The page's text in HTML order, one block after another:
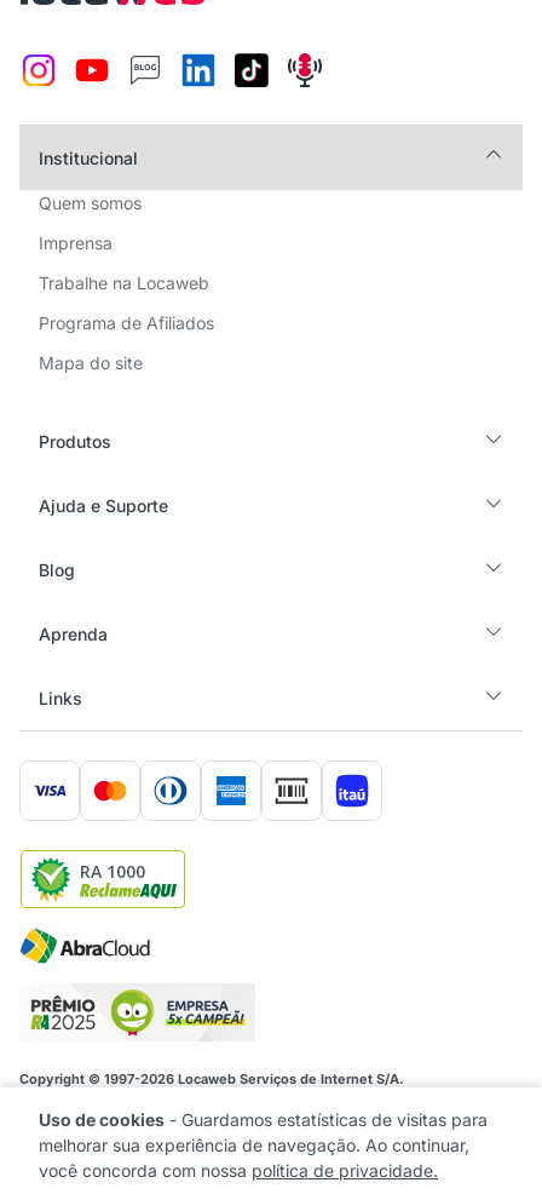
Uso de cookies - Guardamos estatísticas de visitas para
melhorar sua experiência de navegação. Ao continuar,
você concorda com nossa política de privacidade.
Institucional
Quem somos
Imprensa
Trabalhe na Locaweb
Programa de Afiliados
Mapa do site
Produtos
Ajuda e Suporte
Blog
Aprenda
Links
RA 1000
Copyright © 1997-2026 Locaweb Serviços de Internet S/A.
Itapaiuna, 2434 São Paulo- SP CEP: 05707-001